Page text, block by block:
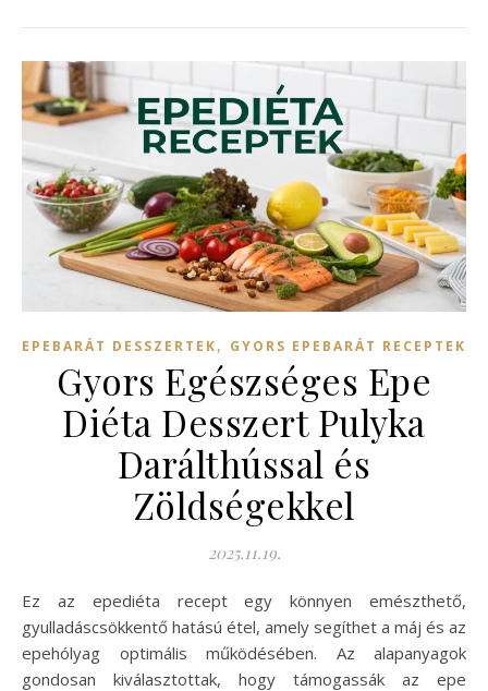
EPEBARÁT DESSZERTEK, GYORS EPEBARÁT RECEPTEK
Gyors Egészséges Epe
Diéta Desszert Pulyka
Darálthússal és
Zöldségekkel
2025.11.19.
Ez az epediéta recept egy könnyen emészthető,
gyulladáscsökkentő hatású étel, amely segíthet a máj és az
epehólyag optimális működésében. Az alapanyagok
gondosan kiválasztottak, hogy támogassák az epe